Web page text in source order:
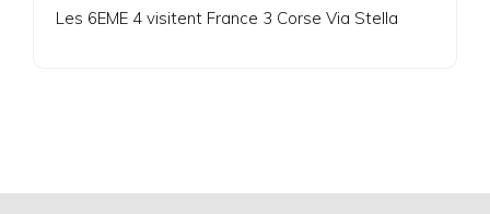
Les 6EME 4 visitent France 3 Corse Via Stella